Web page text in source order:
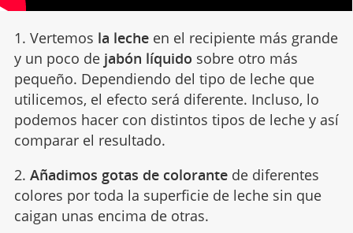
1. Vertemos la lecheen el recipiente más grande
y un poco de jabón líquido sobre otro más
pequeño. Dependiendo del tipo de leche que
utilicemos, el efecto será diferente. Incluso, lo
podemos hacer con distintos tipos de leche y así
comparar el resultado.
2. Añadimos gotas de colorantede diferentes
colores por toda la superficie de leche sin que
caigan unas encima de otras.